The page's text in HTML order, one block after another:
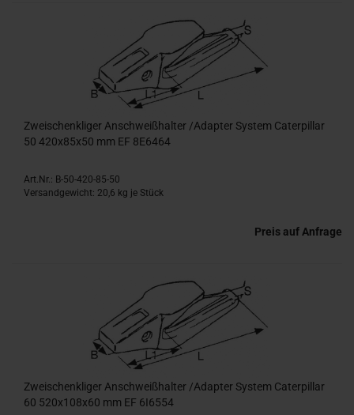
Zweischenkliger Anschweißhalter /Adapter System Caterpillar
50 420x85x50 mm EF 8E6464
Art.Nr.: B-50-420-85-50
Versandgewicht: 20,6 kg je Stück
Preis auf Anfrage
Zweischenkliger Anschweißhalter /Adapter System Caterpillar
60 520x108x60 mm EF 6I6554